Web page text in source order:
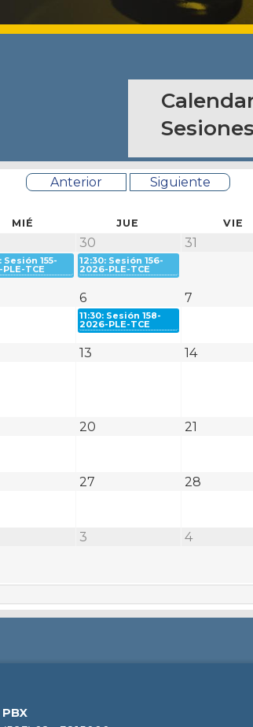
Anterior Siguiente
MIÉ JUE VIE
Sesión 155-
TCE
30
12:30: Sesión 156-
2026-PLE-TCE
31
6
11:30: Sesión 158-
2026-PLE-TCE
7
13 14
20 21
27 28
3 4
PBX